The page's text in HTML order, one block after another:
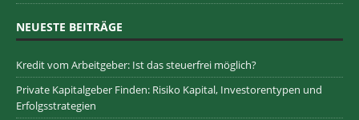
NEUESTE BEITRÄGE
Kredit vom Arbeitgeber: Ist das steuerfrei möglich?
Private Kapitalgeber Finden: Risiko Kapital, Investorentypen und
Erfolgsstrategien